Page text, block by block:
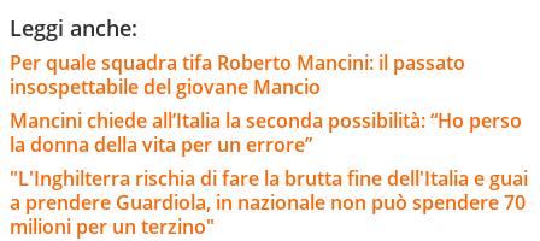
Leggi anche:
Per quale squadra tifa Roberto Mancini: il passato
insospettabile del giovane Mancio
Mancini chiede all’Italia la seconda possibilità: “Ho perso
la donna della vita per un errore”
"L'Inghilterra rischia di fare la brutta fine dell'Italia e guai
a prendere Guardiola, in nazionale non può spendere 70
milioni per un terzino"